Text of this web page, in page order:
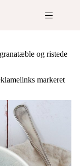
og ristede
markeret